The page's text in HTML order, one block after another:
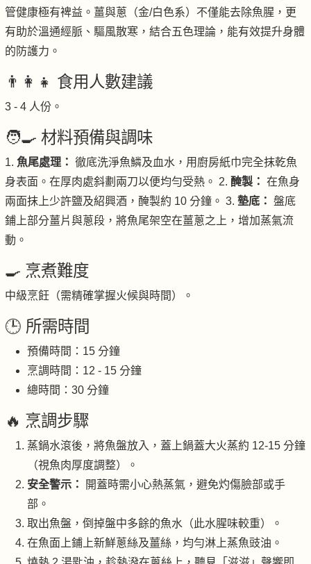
管健康極有裨益。薑與蔥（金/白色系）不僅能去除魚腥，更
有助於溫通經脈、驅風散寒，結合五色理論，能有效提升身體
的防護力。
👨‍👩‍👧 食用人數建議
3 - 4 人份。
🧑‍🍳 材料預備與調味
1. 魚尾處理： 徹底洗淨魚鱗及血水，用廚房紙巾完全抹乾魚
身表面。在厚肉處斜劃兩刀以便均勻受熱。 2. 醃製： 在魚身
兩面抹上少許鹽及紹興酒，醃製約 10 分鐘。 3. 墊底： 盤底
鋪上部分薑片與蔥段，將魚尾架空在薑蔥之上，增加蒸氣流
動。
🍳 烹煮難度
中級烹飪（需精確掌握火候與時間）。
🕒 所需時間
預備時間：15 分鐘
烹調時間：12 - 15 分鐘
總時間：30 分鐘
🔥 烹調步驟
蒸鍋水滾後，將魚盤放入，蓋上鍋蓋大火蒸約 12-15 分鐘
（視魚肉厚度調整）。
安全警示：
開蓋時需小心熱蒸氣，避免灼傷臉部或手
部。
取出魚盤，倒掉盤中多餘的魚水（此水腥味較重）。
在魚面上鋪上新鮮蔥絲及薑絲，均勻淋上蒸魚豉油。